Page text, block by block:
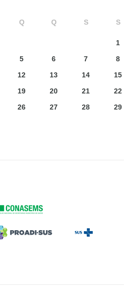
Q Q S S
1
5 6 7 8
12 13 14
15
19 20 21
22
26 27 28
29